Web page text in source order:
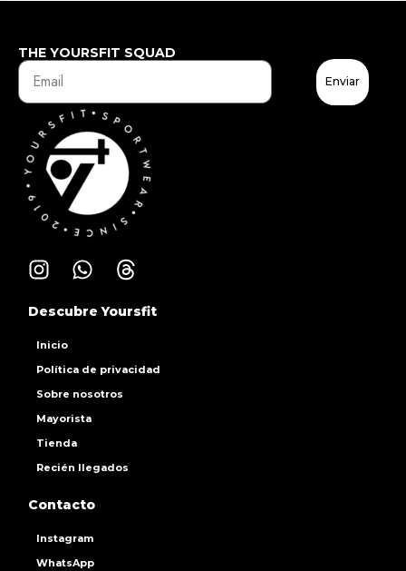
THE YOURSFIT SQUAD
Enviar
Inicio
Política de privacidad
Sobre nosotros
Mayorista
Tienda
Recién llegados
Descubre Yoursfit
Instagram
WhatsApp
Contacto